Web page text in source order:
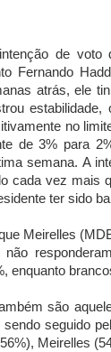
de
Fernando
atrás, ele
estabilidade,
no
de 3% para
semana. A
cada vez mais
ter sido
Meirelles
não
enquanto
são
seguido
Meirelles